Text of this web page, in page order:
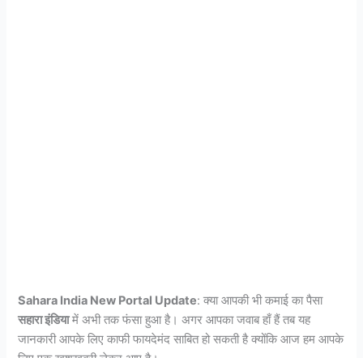
Sahara India New Portal Update: क्या आपकी भी कमाई का पैसा
सहारा इंडियामें अभी तक फंसा हुआ है। अगर आपका जवाब हाँ हैं तब यह
जानकारी आपके लिए काफी फायदेमंद साबित हो सकती है क्योंकि आज हम आपके